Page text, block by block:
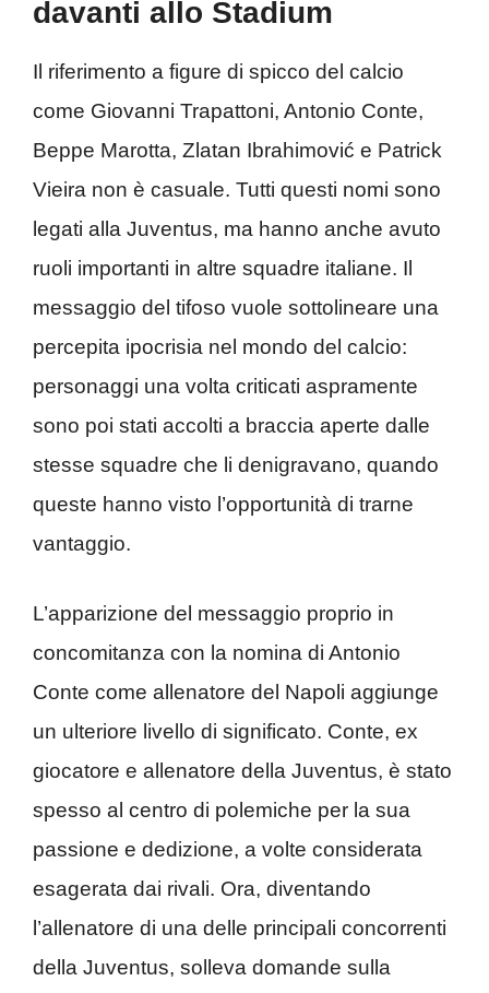
davanti allo Stadium
Il riferimento a figure di spicco del calcio
come Giovanni Trapattoni, Antonio Conte,
Beppe Marotta, Zlatan Ibrahimović e Patrick
Vieira non è casuale. Tutti questi nomi sono
legati alla Juventus, ma hanno anche avuto
ruoli importanti in altre squadre italiane. Il
messaggio del tifoso vuole sottolineare una
percepita ipocrisia nel mondo del calcio:
personaggi una volta criticati aspramente
sono poi stati accolti a braccia aperte dalle
stesse squadre che li denigravano, quando
queste hanno visto l’opportunità di trarne
vantaggio.
L’apparizione del messaggio proprio in
concomitanza con la nomina di Antonio
Conte come allenatore del Napoli aggiunge
un ulteriore livello di significato. Conte, ex
giocatore e allenatore della Juventus, è stato
spesso al centro di polemiche per la sua
passione e dedizione, a volte considerata
esagerata dai rivali. Ora, diventando
l’allenatore di una delle principali concorrenti
della Juventus, solleva domande sulla